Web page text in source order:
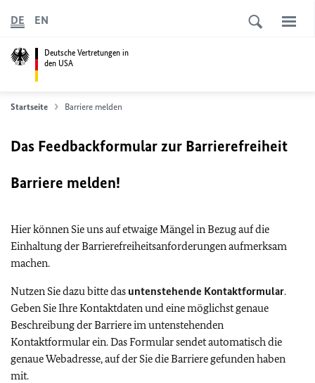
Deutsche Vertretungen in
den USA
DE EN
Startseite Barriere melden
Das Feedbackformular zur Barrierefreiheit
Barriere melden!
Hier können Sie uns auf etwaige Mängel in Bezug auf die
Einhaltung der Barrierefreiheitsanforderungen aufmerksam
machen.
Nutzen Sie dazu bitte das untenstehende Kontaktformular.
Geben Sie Ihre Kontaktdaten und eine möglichst genaue
Beschreibung der Barriere im untenstehenden
Kontaktformular ein. Das Formular sendet automatisch die
genaue Webadresse, auf der Sie die Barriere gefunden haben
mit.